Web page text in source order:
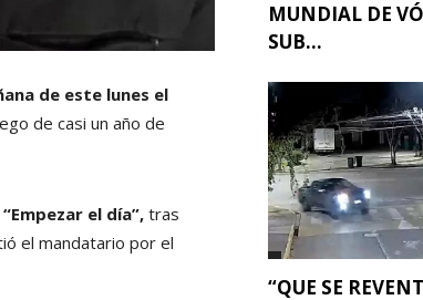
de este lunes el
de casi un año de
el día”,tras
el mandatario por el
MUNDIAL DE
SUB...
“QUE SE